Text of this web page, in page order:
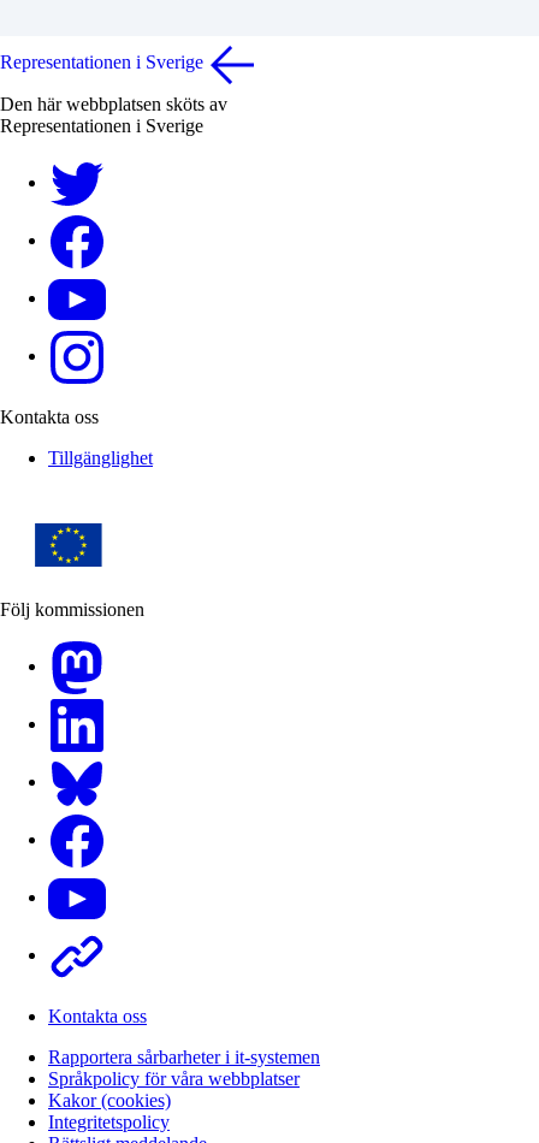
Representationen i Sverige
Den här webbplatsen sköts av
Representationen i Sverige
Kontakta oss
Tillgänglighet
Följ kommissionen
Kontakta oss
Rapportera sårbarheter i it-systemen
Språkpolicy för våra webbplatser
Kakor (cookies)
Integritetspolicy